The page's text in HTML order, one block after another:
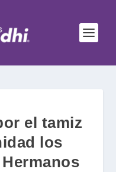
el tamiz
los